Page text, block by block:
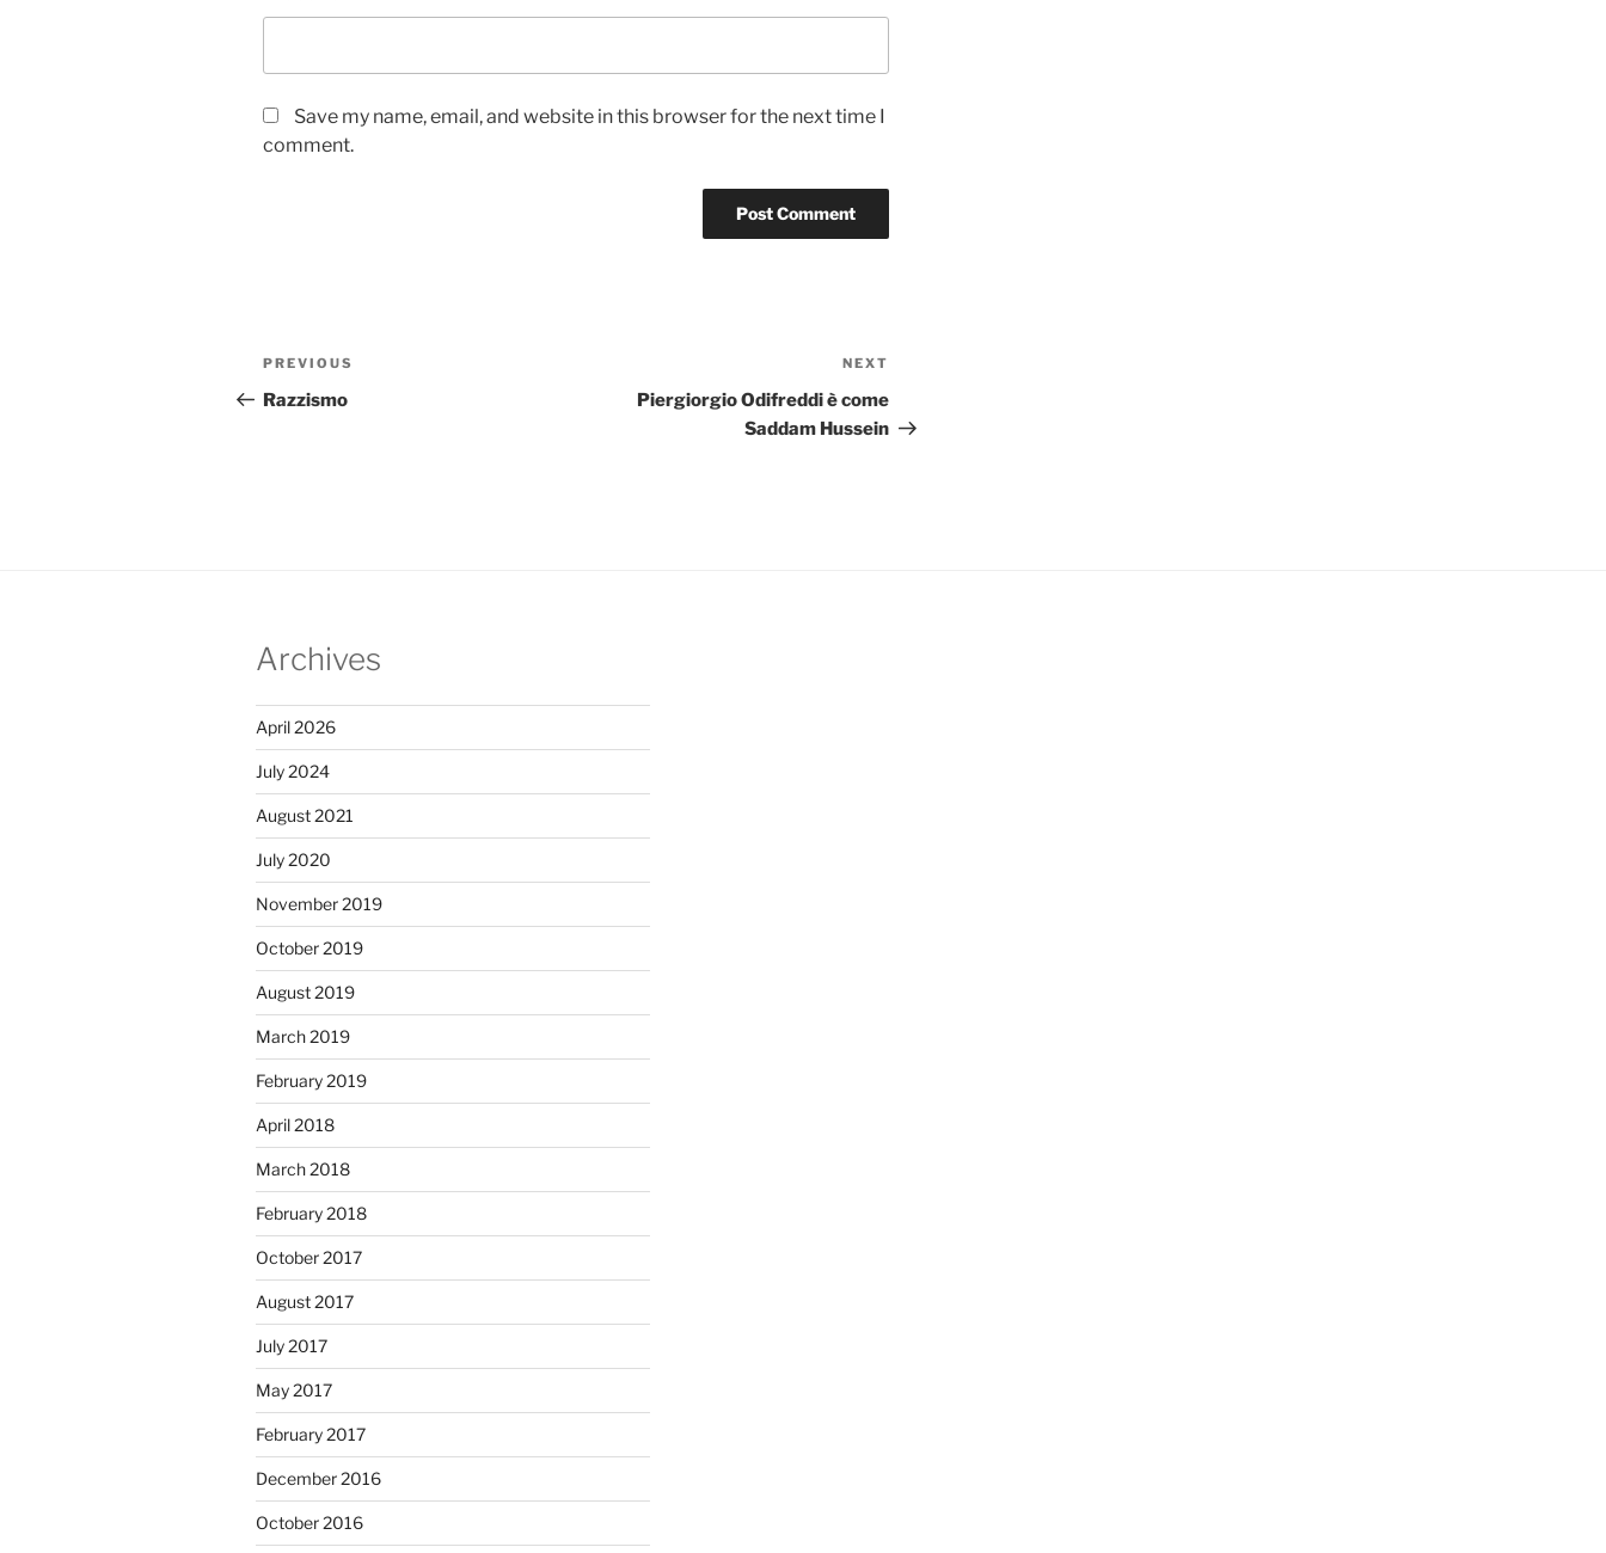
Save my name, email, and website in this browser for the next time I
comment.
Post
navigation
Previous
Post
PREVIOUS
Razzismo
Post
NEXT
Piergiorgio Odifreddi è come
Saddam Hussein
Archives
April 2026
July 2024
August 2021
July 2020
November 2019
October 2019
August 2019
March 2019
February 2019
April 2018
March 2018
February 2018
October 2017
August 2017
July 2017
May 2017
February 2017
December 2016
October 2016